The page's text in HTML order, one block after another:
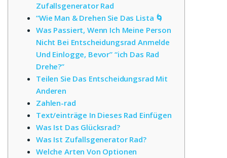
Zufallsgenerator Rad
“Wie Man & Drehen Sie Das Lista 🌀
Was Passiert, Wenn Ich Meine Person
Nicht Bei Entscheidungsrad Anmelde
Und Einlogge, Bevor” “ich Das Rad
Drehe?”
Teilen Sie Das Entscheidungsrad Mit
Anderen
Zahlen-rad
Text/einträge In Dieses Rad Einfügen
Was Ist Das Glücksrad?
Was Ist Zufallsgenerator Rad?
Welche Arten Von Optionen